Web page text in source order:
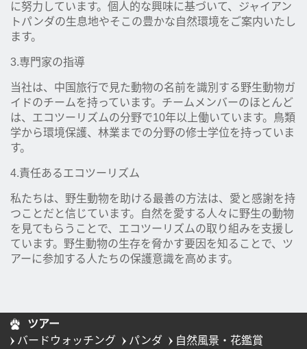
に努力しています。個人的な興味に基づいて、ジャイアン
トパンダの生息地やそこの豊かな自然環境をご案内いたし
ます。
3.専門家の指導
当社は、中国旅行で見た動物の名前を識別する野生動物ガ
イドのチームを持っています。チームメンバーのほとんど
は、エコツーリズムの分野で10年以上働いています。鳥類
学から環境保護、林業までの分野の修士学位を持っていま
す。
4.責任あるエコツーリズム
私たちは、野生動物を助ける最善の方法は、愛と感謝を持
つことだと信じています。自然を愛する人々に野生の動物
を見てもらうことで、エコツーリズムの取り組みを支援し
ています。野生動物の生存を脅かす要因を知ることで、ツ
アーに参加する人たちの保護意識を高めます。
ツアー
バードウォッチング
パンダ
自然風景・花鑑賞